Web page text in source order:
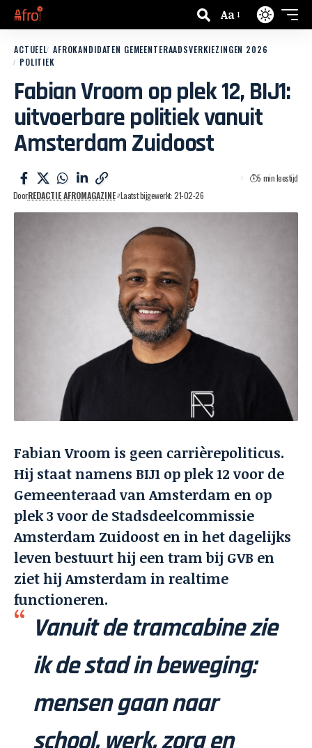
Aa
ACTUEEL AFROKANDIDATEN GEMEENTERAADSVERKIEZINGEN 2026
POLITIEK
Fabian Vroom op plek 12, BIJ1:
uitvoerbare politiek vanuit
Amsterdam Zuidoost
DoorREDACTIE AFROMAGAZINE Laatst bijgewerkt: 21-02-26
5 min leestijd
Fabian Vroom is geen carrièrepoliticus.
Hij staat namens BIJ1 op plek 12 voor de
Gemeenteraad van Amsterdam en op
plek 3 voor de Stadsdeelcommissie
Amsterdam Zuidoost en in het dagelijks
leven bestuurt hij een tram bij GVB en
ziet hij Amsterdam in realtime
functioneren.
Vanuit de tramcabine zie
ik de stad in beweging:
mensen gaan naar
school, werk, zorg en